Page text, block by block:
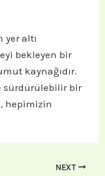
yer altı
bekleyen bir
kaynağıdır.
sürdürülebilir bir
hepimizin
NEXT